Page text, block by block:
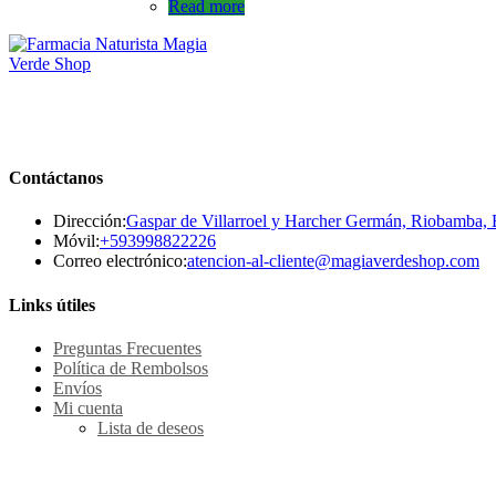
Read more
Contáctanos
Dirección:Gaspar de Villarroel y Harcher Germán, Riobamba,
Móvil:+593998822226Se
abre
Correo electrónico:atencion-al-cliente@magiaverdeshop.comSe
Links útiles
Preguntas Frecuentes
Política de Rembolsos
Envíos
Mi cuenta
Lista de deseos